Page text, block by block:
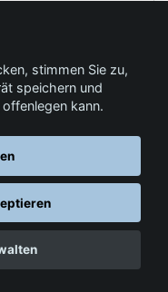
•Datenschutz,AGB,
stimmen Sie zu,
speichern und
offenlegen kann.